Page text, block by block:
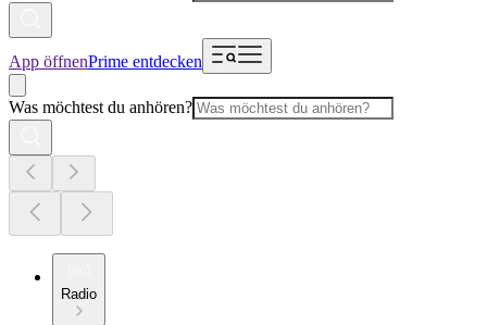
App öffnenPrime entdecken
Was möchtest du anhören?
Radio